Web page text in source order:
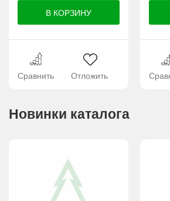
Сравнить Отложить
Новинки каталога